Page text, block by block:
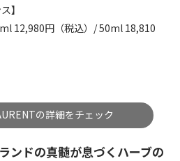
】
12,980円（税込）/ 50ml 18,810
の詳細をチェック
ンドの真髄が息づくハーブの